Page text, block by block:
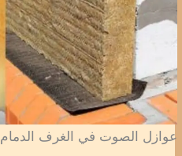
عوازل الصوت في الغرف الدمام